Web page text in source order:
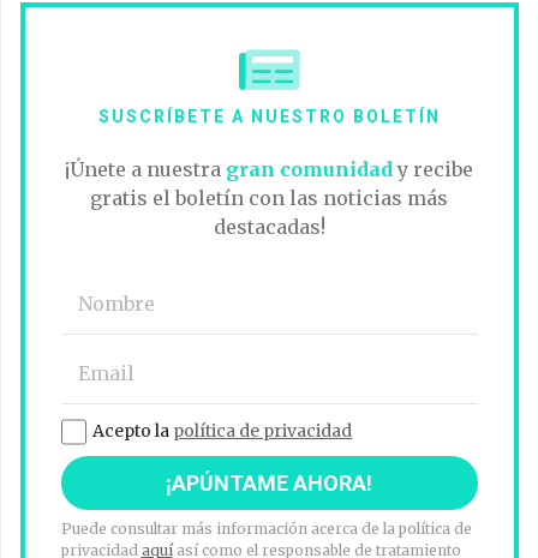
SUSCRÍBETE A NUESTRO BOLETÍN
¡Únete a nuestra gran comunidady recibe
gratis el boletín con las noticias más
destacadas!
Acepto la política de privacidad
Puede consultar más información acerca de la política de
privacidad aquíasí como el responsable de tratamiento